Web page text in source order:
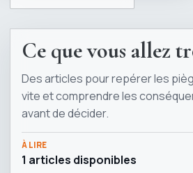
Ce que vous allez
Des articles pour repérer les
vite et comprendre les
avant de décider.
À LIRE
1 articles disponibles